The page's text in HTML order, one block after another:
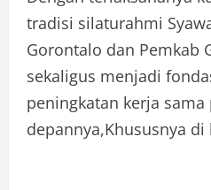
tradisi silaturahmi
Gorontalo dan Pemkab
sekaligus menjadi
peningkatan kerja
depannya,Khususnya